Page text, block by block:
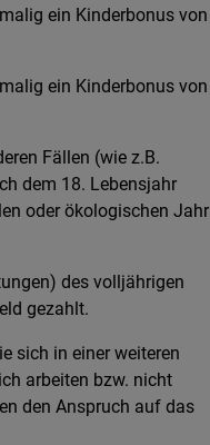
ein Kinderbonus von
ein Kinderbonus von
Fällen (wie z.B.
dem 18. Lebensjahr
oder ökologischen Jahr
des volljährigen
gezahlt.
sich in einer weiteren
arbeiten bzw. nicht
den Anspruch auf das